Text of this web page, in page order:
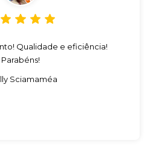
Qualidade e eficiência!
Parabéns!
Sciamaméa